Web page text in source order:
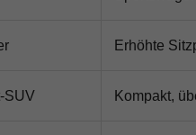
Erhöhte
SUV Kompakt,